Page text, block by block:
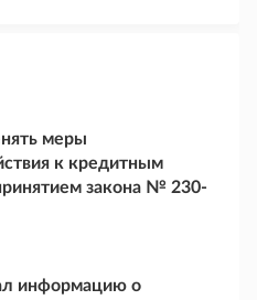
меры
к кредитным
закона № 230-
информацию о